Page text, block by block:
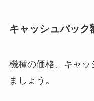
キャッシュバッ
機種の価格、キャッ
ましょう。